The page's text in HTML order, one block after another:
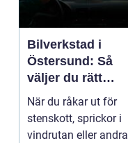
Bilverkstad i
Östersund: Så
väljer du rätt
verkstad för
glasskador
När du råkar ut för
stenskott, sprickor i
vindrutan eller andra